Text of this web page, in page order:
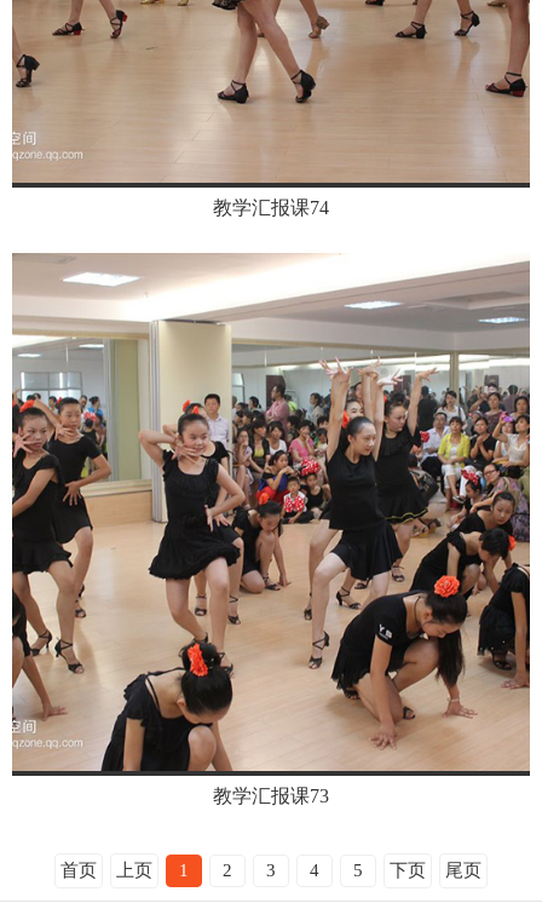
教学汇报课74
教学汇报课73
首页 上页 1 2 3 4 5 下页 尾页